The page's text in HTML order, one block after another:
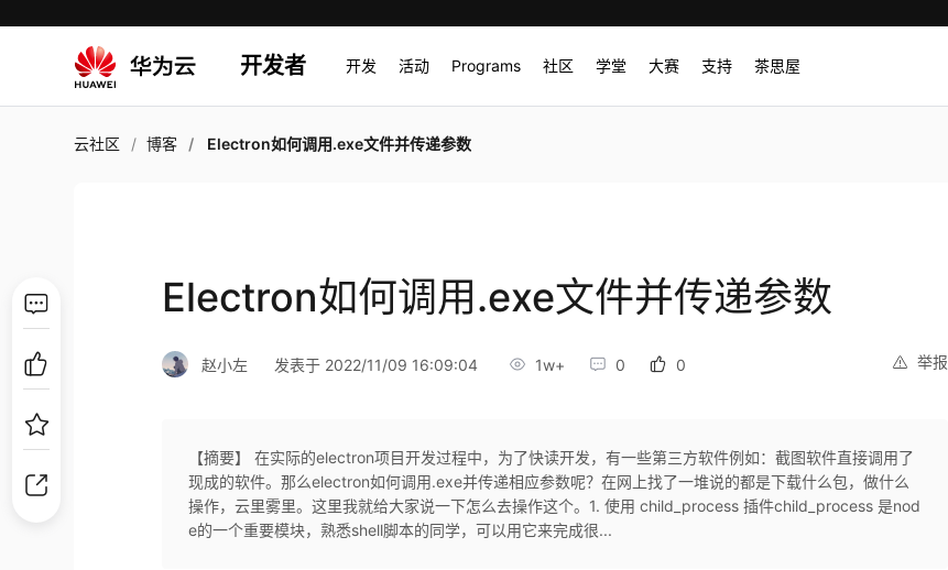
开发者 开发 活动 Programs 社区 学堂 大赛 支持 茶思屋
云社区 博客 Electron如何调用.exe文件并传递参数
Electron如何调用.exe文件并传递参数
举报
赵小左 发表于 2022/11/09 16:09:04 1w+ 0 0
【摘要】 ​在实际的electron项目开发过程中，为了快读开发，有一些第三方软件例如：截图软件直接调用了
现成的软件。那么electron如何调用.exe并传递相应参数呢？在网上找了一堆说的都是下载什么包，做什么
操作，云里雾里。这里我就给大家说一下怎么去操作这个。1. 使用 child_process 插件child_process 是nod
e的一个重要模块，熟悉shell脚本的同学，可以用它来完成很...